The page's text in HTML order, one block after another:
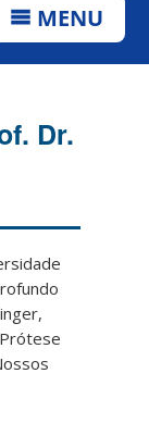
MENU
Dr.